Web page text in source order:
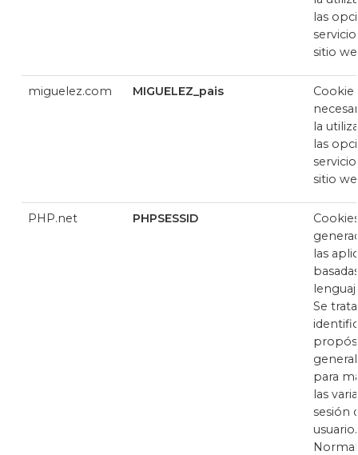
las
sitio
miguelez.com MIGUELEZ_pais
Cookie
la
las
sitio
PHP.net PHPSESSID
las
Se
para
las
sesión
usuario.